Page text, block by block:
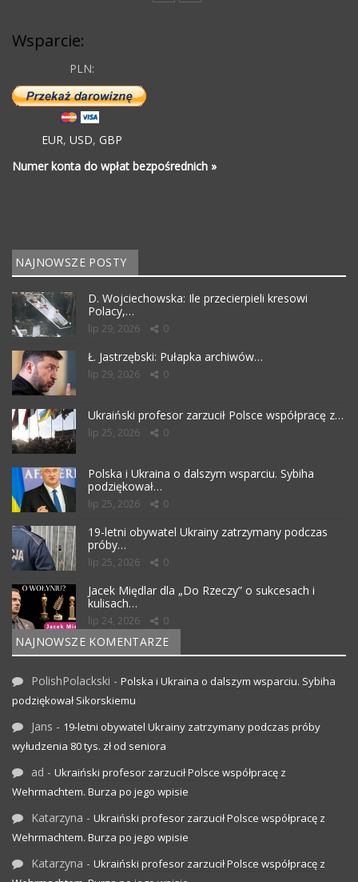
Wsparcie:
PLN:
EUR, USD, GBP
Numer konta do wpłat bezpośrednich »
NAJNOWSZE POSTY
D. Wojciechowska: Ile przecierpieli kresowi
Polacy,…
lip 29, 2026 0
Ł. Jastrzębski: Pułapka archiwów…
lip 29, 2026 0
Ukraiński profesor zarzucił Polsce współpracę z…
lip 25, 2026 0
Polska i Ukraina o dalszym wsparciu. Sybiha
podziękował…
lip 25, 2026 0
19-letni obywatel Ukrainy zatrzymany podczas
próby…
lip 25, 2026 0
Jacek Międlar dla „Do Rzeczy” o sukcesach i
kulisach…
lip 24, 2026 0
NAJNOWSZE KOMENTARZE
PolishPolackski - Polska i Ukraina o dalszym wsparciu. Sybiha
podziękował Sikorskiemu
Jans - 19-letni obywatel Ukrainy zatrzymany podczas próby
wyłudzenia 80 tys. zł od seniora
ad - Ukraiński profesor zarzucił Polsce współpracę z
Wehrmachtem. Burza po jego wpisie
Katarzyna - Ukraiński profesor zarzucił Polsce współpracę z
Wehrmachtem. Burza po jego wpisie
Katarzyna - Ukraiński profesor zarzucił Polsce współpracę z